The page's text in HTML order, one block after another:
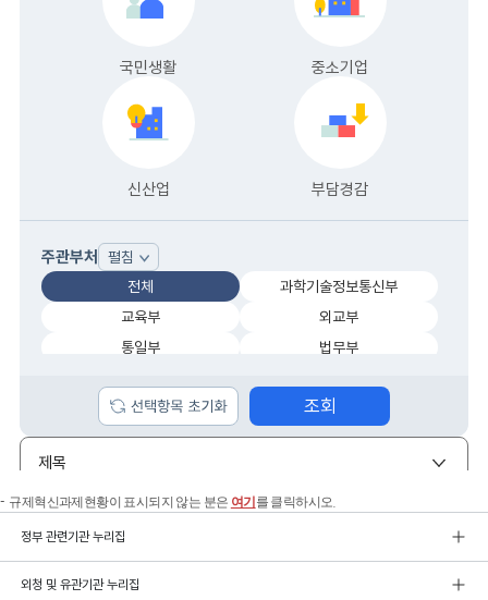
규제혁신과제현황이 표시되지 않는 분은 여기 를 클릭하시오.
정부 관련기관 누리집
외청 및 유관기관 누리집